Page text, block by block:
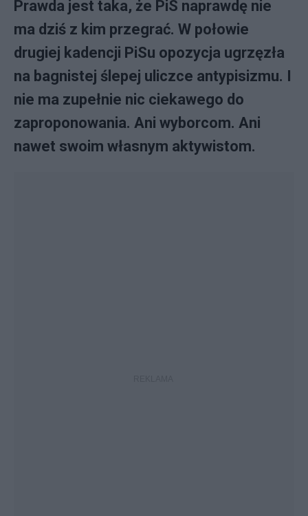
Prawda jest taka, że PiS naprawdę nie
ma dziś z kim przegrać. W połowie
drugiej kadencji PiSu opozycja ugrzęzła
na bagnistej ślepej uliczce antypisizmu. I
nie ma zupełnie nic ciekawego do
zaproponowania. Ani wyborcom. Ani
nawet swoim własnym aktywistom.